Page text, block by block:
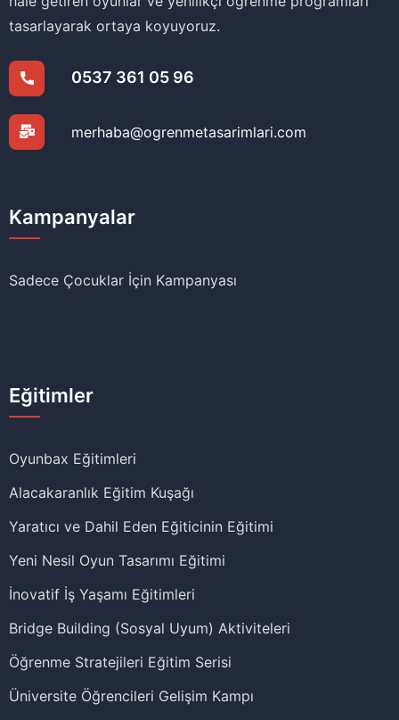
tasarlayarak ortaya koyuyoruz.
0537 361 05 96
merhaba@ogrenmetasarimlari.com
Kampanyalar
Sadece Çocuklar İçin Kampanyası
Eğitimler
Oyunbax Eğitimleri
Alacakaranlık Eğitim Kuşağı
Yaratıcı ve Dahil Eden Eğiticinin Eğitimi
Yeni Nesil Oyun Tasarımı Eğitimi
İnovatif İş Yaşamı Eğitimleri
Bridge Building (Sosyal Uyum) Aktiviteleri
Öğrenme Stratejileri Eğitim Serisi
Üniversite Öğrencileri Gelişim Kampı